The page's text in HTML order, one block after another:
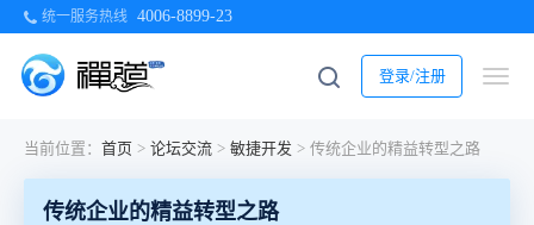
统一服务热线 4006-8899-23
登录/注册
当前位置： 首页 > 论坛交流 > 敏捷开发 > 传统企业的精益转型之路
传统企业的精益转型之路